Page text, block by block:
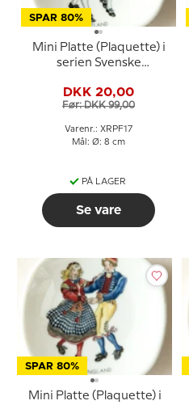
SPAR 80%
Mini Platte (Plaquette) i
serien Svenske
Jämtland
DKK 20,00
Før: DKK 99,00
Varenr.: XRPF17
Mål: Ø: 8 cm
PÅ LAGER
Se vare
SPAR 80%
Mini Platte (Plaquette) i